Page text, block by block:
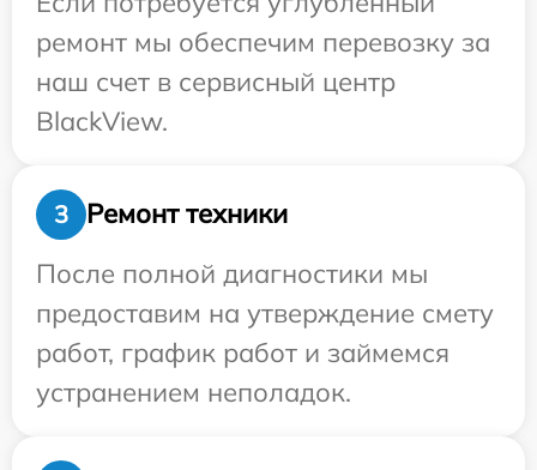
ремонт мы обеспечим перевозку за
наш счет в сервисный центр
BlackView.
3
Ремонт техники
После полной диагностики мы
предоставим на утверждение смету
работ, график работ и займемся
устранением неполадок.